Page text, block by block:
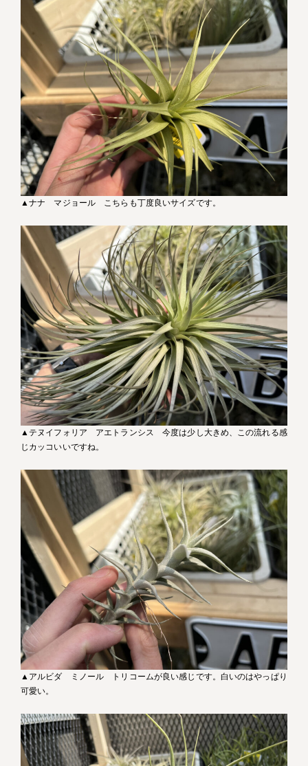
▲ナナ マジョール こちらも丁度良いサイズです。
▲テヌイフォリア アエトランシス 今度は少し大きめ、この流れる感
じカッコいいですね。
▲アルビダ ミノール トリコームが良い感じです。白いのはやっぱり
可愛い。